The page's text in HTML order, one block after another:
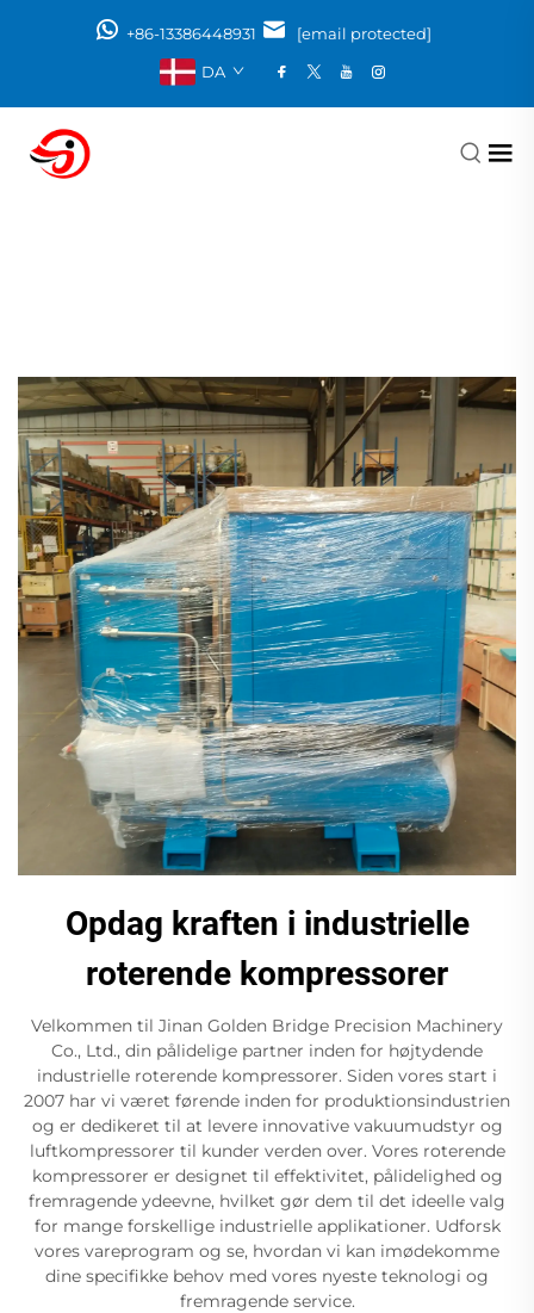
+86-13386448931
[email protected]
DA
Opdag kraften i industrielle
roterende kompressorer
Velkommen til Jinan Golden Bridge Precision Machinery
Co., Ltd., din pålidelige partner inden for højtydende
industrielle roterende kompressorer. Siden vores start i
2007 har vi været førende inden for produktionsindustrien
og er dedikeret til at levere innovative vakuumudstyr og
luftkompressorer til kunder verden over. Vores roterende
kompressorer er designet til effektivitet, pålidelighed og
fremragende ydeevne, hvilket gør dem til det ideelle valg
for mange forskellige industrielle applikationer. Udforsk
vores vareprogram og se, hvordan vi kan imødekomme
dine specifikke behov med vores nyeste teknologi og
fremragende service.